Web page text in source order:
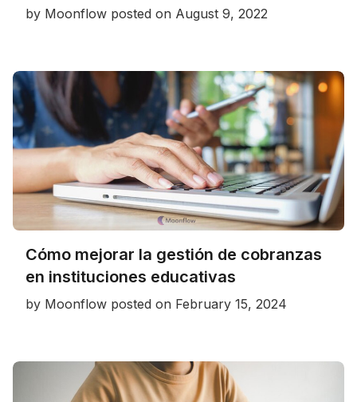
by Moonflow posted on August 9, 2022
Cómo mejorar la gestión de cobranzas
en instituciones educativas
by Moonflow posted on February 15, 2024